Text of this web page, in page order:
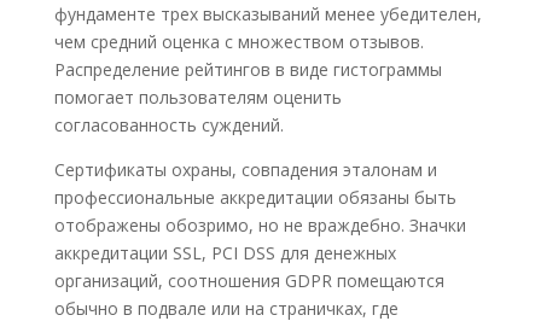
фундаменте трех высказываний менее убедителен,
чем средний оценка с множеством отзывов.
Распределение рейтингов в виде гистограммы
помогает пользователям оценить
согласованность суждений.
Сертификаты охраны, совпадения эталонам и
профессиональные аккредитации обязаны быть
отображены обозримо, но не враждебно. Значки
аккредитации SSL, PCI DSS для денежных
организаций, соотношения GDPR помещаются
обычно в подвале или на страничках, где